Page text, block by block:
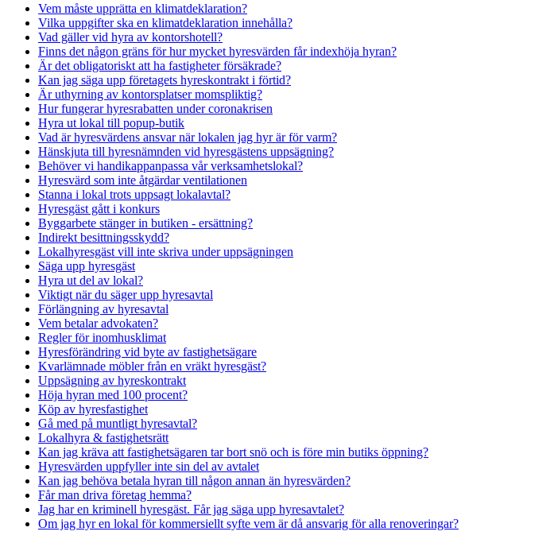
Vem måste upprätta en klimatdeklaration?
Vilka uppgifter ska en klimatdeklaration innehålla?
Vad gäller vid hyra av kontorshotell?
Finns det någon gräns för hur mycket hyresvärden får indexhöja hyran?
Är det obligatoriskt att ha fastigheter försäkrade?
Kan jag säga upp företagets hyreskontrakt i förtid?
Är uthyrning av kontorsplatser momspliktig?
Hur fungerar hyresrabatten under coronakrisen
Hyra ut lokal till popup-butik
Vad är hyresvärdens ansvar när lokalen jag hyr är för varm?
Hänskjuta till hyresnämnden vid hyresgästens uppsägning?
Behöver vi handikappanpassa vår verksamhetslokal?
Hyresvärd som inte åtgärdar ventilationen
Stanna i lokal trots uppsagt lokalavtal?
Hyresgäst gått i konkurs
Byggarbete stänger in butiken - ersättning?
Indirekt besittningsskydd?
Lokalhyresgäst vill inte skriva under uppsägningen
Säga upp hyresgäst
Hyra ut del av lokal?
Viktigt när du säger upp hyresavtal
Förlängning av hyresavtal
Vem betalar advokaten?
Regler för inomhusklimat
Hyresförändring vid byte av fastighetsägare
Kvarlämnade möbler från en vräkt hyresgäst?
Uppsägning av hyreskontrakt
Höja hyran med 100 procent?
Köp av hyresfastighet
Gå med på muntligt hyresavtal?
Lokalhyra & fastighetsrätt
Kan jag kräva att fastighetsägaren tar bort snö och is före min butiks öppning?
Hyresvärden uppfyller inte sin del av avtalet
Kan jag behöva betala hyran till någon annan än hyresvärden?
Får man driva företag hemma?
Jag har en kriminell hyresgäst. Får jag säga upp hyresavtalet?
Om jag hyr en lokal för kommersiellt syfte vem är då ansvarig för alla renoveringar?